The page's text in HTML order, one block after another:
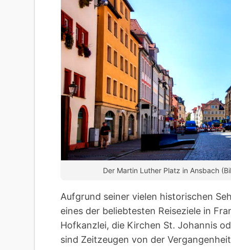
Der Martin Luther Platz in Ansbach
Aufgrund seiner vielen historischen
eines der beliebtesten Reiseziele in
Hofkanzlei, die Kirchen St. Johannis
sind Zeitzeugen von der